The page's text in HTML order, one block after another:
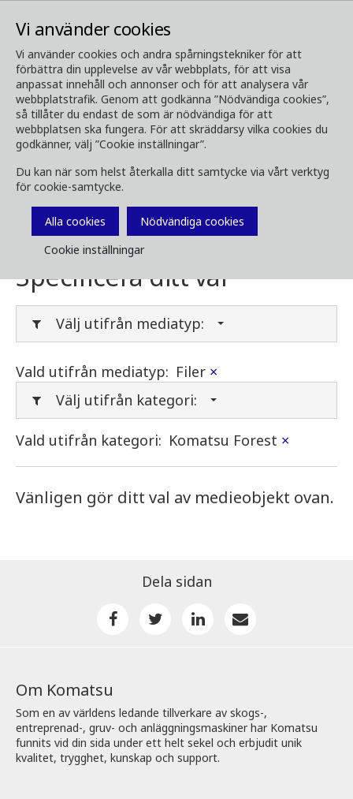
Vi använder cookies
Vi använder cookies och andra spårningstekniker för att
förbättra din upplevelse av vår webbplats, för att visa
anpassat innehåll och annonser och för att analysera vår
webbplatstrafik. Genom att godkänna ”Nödvändiga cookies”,
så tillåter du endast de som är nödvändiga för att
webbplatsen ska fungera. För att skräddarsy vilka cookies du
godkänner, välj ”Cookie inställningar”.
Du kan när som helst återkalla ditt samtycke via vårt verktyg
för cookie-samtycke.
Alla cookies
Nödvändiga cookies
Cookie inställningar
Media Ladda ner media
Ladda ner media
Här kan du ladda ner broschyrer, bilder, videor,
kundtidningar och annan media. Filtrera på
typ eller kategori i menyerna nedan.
Specificera ditt val
Välj utifrån mediatyp:
Vald utifrån mediatyp: Filer ×
Välj utifrån kategori:
Vald utifrån kategori: Komatsu Forest ×
Vänligen gör ditt val av medieobjekt ovan.
Dela sidan
Om Komatsu
Som en av världens ledande tillverkare av skogs-,
entreprenad-, gruv- och anläggningsmaskiner har Komatsu
funnits vid din sida under ett helt sekel och erbjudit unik
kvalitet, trygghet, kunskap och support.